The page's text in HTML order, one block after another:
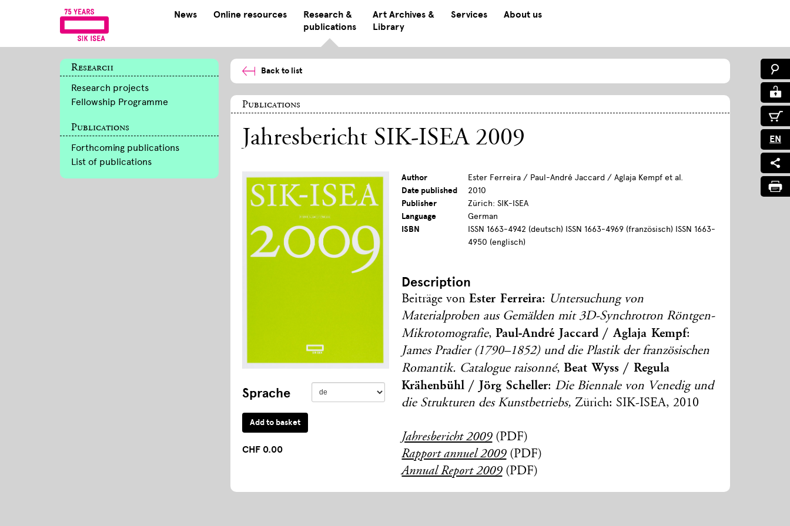
News Online resources
Research &
publications
Art Archives &
Library
Services About us
EN
Research
Research projects
Fellowship Programme
Publications
Forthcoming publications
List of publications
Back to list
Publications
Jahresbericht SIK-ISEA 2009
Sprache
CHF 0.00
Author
Ester Ferreira / Paul-André Jaccard / Aglaja Kempf et al.
Date published
2010
Publisher
Zürich: SIK-ISEA
Language
German
ISBN
ISSN 1663-4942 (deutsch) ISSN 1663-4969 (französisch) ISSN 1663-
4950 (englisch)
Description
Beiträge vonEster Ferreira: Untersuchung von
Materialproben aus Gemälden mit 3D-Synchrotron Röntgen-
Mikrotomografie,Paul-André Jaccard / Aglaja Kempf:
James Pradier (1790–1852) und die Plastik der französischen
Romantik. Catalogue raisonné,Beat Wyss / Regula
Krähenbühl / Jörg Scheller: Die Biennale von Venedig und
die Strukturen des Kunstbetriebs,Zürich: SIK-ISEA, 2010
Jahresbericht 2009(PDF)
Rapport annuel 2009(PDF)
Annual Report 2009(PDF)